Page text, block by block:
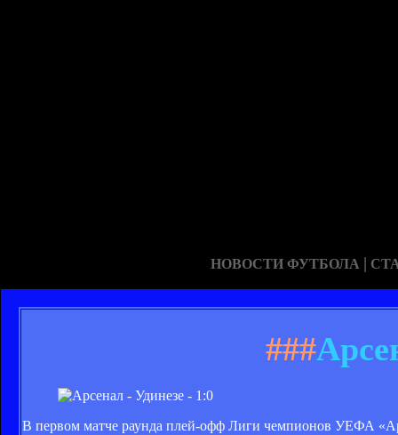
НОВОСТИ ФУТБОЛА |
###
В первом матче раунда плей-офф Лиги чемпионов УЕФА